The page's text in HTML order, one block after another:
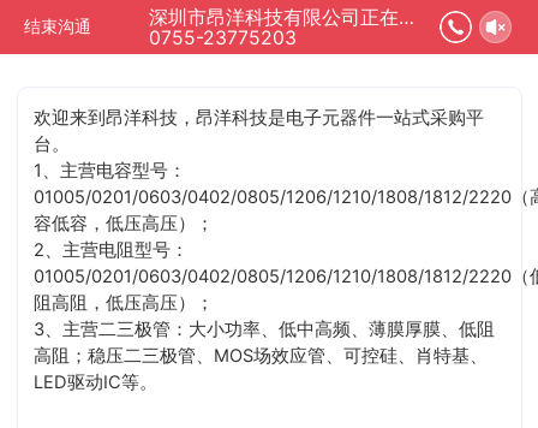
结束沟通
深圳市昂洋科技有限公司正在为您服务
0755-23775203
欢迎来到昂洋科技，昂洋科技是电子元器件一站式采购平
台。
1、主营电容型号：
01005/0201/0603/0402/0805/1206/1210/1808/1812/2220（
容低容，低压高压）；
2、主营电阻型号：
01005/0201/0603/0402/0805/1206/1210/1808/1812/2220（
阻高阻，低压高压）；
3、主营二三极管：大小功率、低中高频、薄膜厚膜、低阻
高阻；稳压二三极管、MOS场效应管、可控硅、肖特基、
LED驱动IC等。